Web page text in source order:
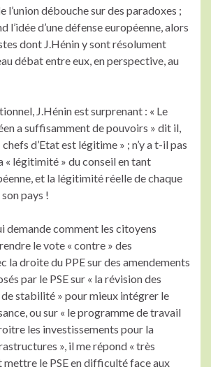
l’union débouche sur des paradoxes ;
l’idée d’une défense européenne, alors
dont J.Hénin y sont résolument
débat entre eux, en perspective, au
J.Hénin est surprenant : « Le
a suffisamment de pouvoirs » dit il,
d’Etat est légitime » ; n’y a t-il pas
« légitimité » du conseil en tant
et la légitimité réelle de chaque
pays !
demande comment les citoyens
le vote « contre » des
la droite du PPE sur des amendements
par le PSE sur « la révision des
stabilité » pour mieux intégrer le
ou sur « le programme de travail
les investissements pour la
», il me répond « très
mettre le PSE en difficulté face aux